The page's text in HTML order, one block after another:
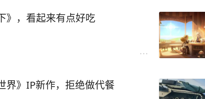
》，看起来有点好吃
界》IP新作，拒绝做代餐